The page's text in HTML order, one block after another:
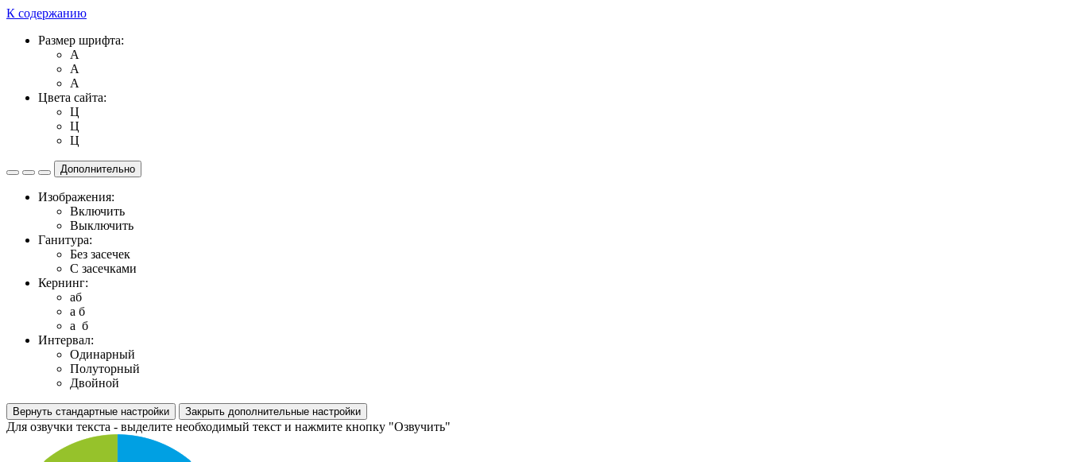
К содержанию
Размер шрифта:
A
A
A
Цвета сайта:
Ц
Ц
Ц
Дополнительно
Изображения:
Включить
Выключить
Ганитура:
Без засечек
С засечками
Кернинг:
aб
a б
a б
Интервал:
Одинарный
Полуторный
Двойной
Вернуть стандартные настройки Закрыть дополнительные настройки
Для озвучки текста - выделите необходимый текст и нажмите кнопку "Озвучить"